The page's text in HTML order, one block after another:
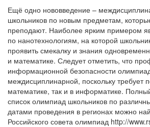
Ещё одно нововведение –
школьников по новым предметам,
преподают. Наиболее ярким примером
по нанотехнологиям, на которой
проявить смекалку и знания
и математике. Следует отметить, что
информационной безопасности
междисциплинарной, поскольку требует
математике, так и в информатике.
список олимпиад школьников по
датами проведения в регионах можно
Российского совета олимпиад http://